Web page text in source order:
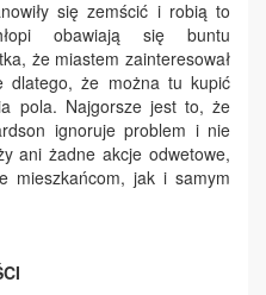
się zemścić i robią to
obawiają się buntu
że miastem zainteresował
że można tu kupić
pola. Najgorsze jest to, że
ignoruje problem i nie
ani żadne akcje odwetowe,
mieszkańcom, jak i samym